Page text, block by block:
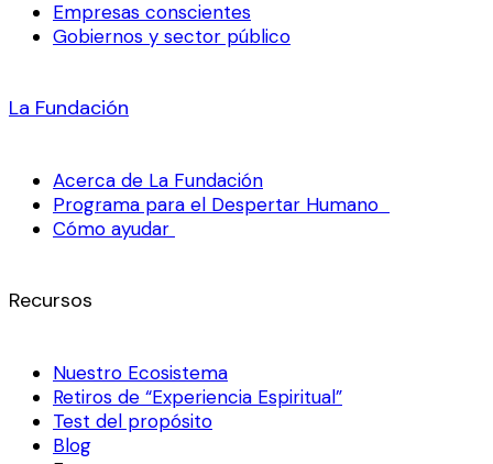
Empresas conscientes
Gobiernos y sector público
La Fundación
Acerca de La Fundación
Programa para el Despertar Humano
Cómo ayudar
Recursos
Nuestro Ecosistema
Retiros de “Experiencia Espiritual”
Test del propósito
Blog